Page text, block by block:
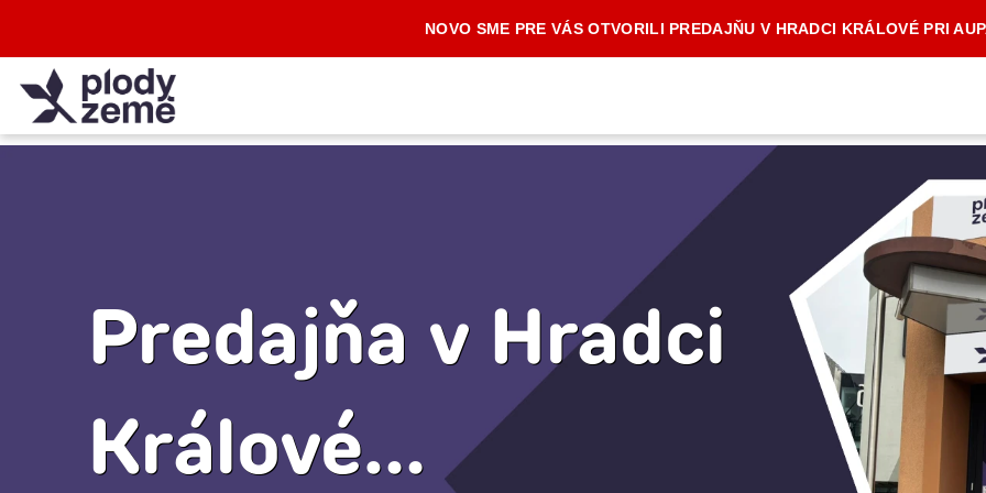
NOVO SME PRE VÁS OTVORILI PREDAJŇU V HRADCI KRÁLOVÉ PRI
Predajňa v Hradci
Králové